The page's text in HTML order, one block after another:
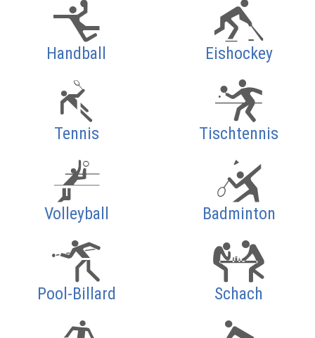
Handball Eishockey
Tennis Tischtennis
Volleyball Badminton
Pool-Billard Schach